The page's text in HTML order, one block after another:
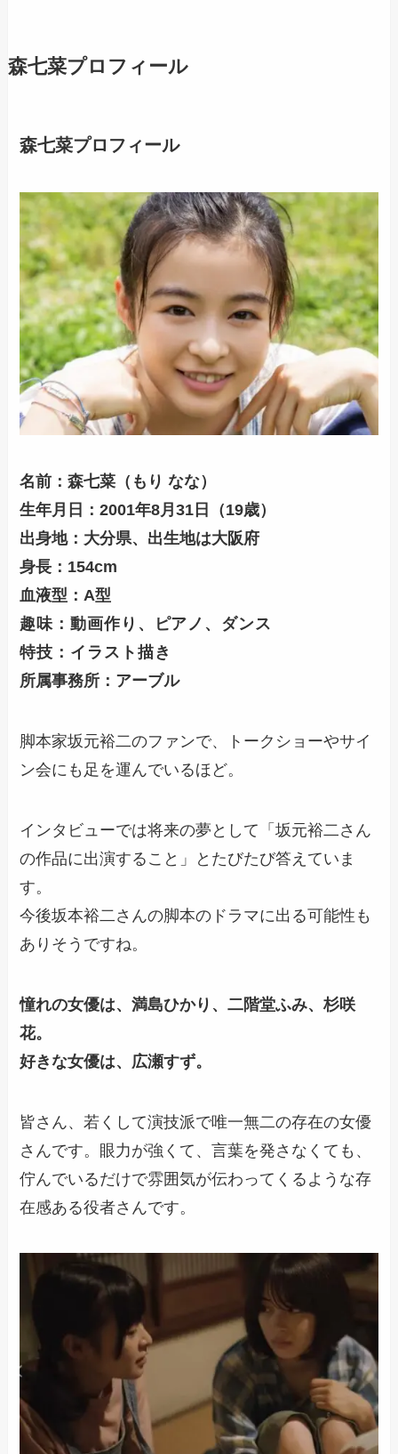
森七菜プロフィール
森七菜プロフィール
名前：森七菜（もり なな）
生年月日：2001年8月31日（19歳）
出身地：大分県、出生地は大阪府
身長：154cm
血液型：A型
趣味：動画作り、ピアノ、ダンス
特技：イラスト描き
所属事務所：アーブル
脚本家坂元裕二のファンで、トークショーやサイ
ン会にも足を運んでいるほど。
インタビューでは将来の夢として「坂元裕二さん
の作品に出演すること」
とたびたび答えていま
す。
今後坂本裕二さんの脚本のドラマに出る可能性も
ありそうですね。
憧れの女優は、満島ひかり、二階堂ふみ、杉咲
花。
好きな女優は、広瀬すず。
皆さん、若くして演技派で唯一無二の存在の女優
さんです。眼力が強くて、言葉を発さなくても、
佇んでいるだけで雰囲気が伝わってくるような存
在感ある役者さんです。